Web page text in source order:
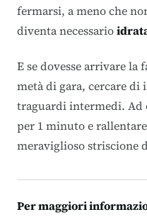
fermarsi, a meno che
diventa necessario
E se dovesse arrivare la
metà di gara, cercare di
traguardi intermedi. Ad
per 1 minuto e
meraviglioso striscione
Per maggiori